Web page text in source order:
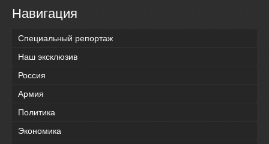
Навигация
Специальный репортаж
Наш эксклюзив
Россия
Армия
Политика
Экономика